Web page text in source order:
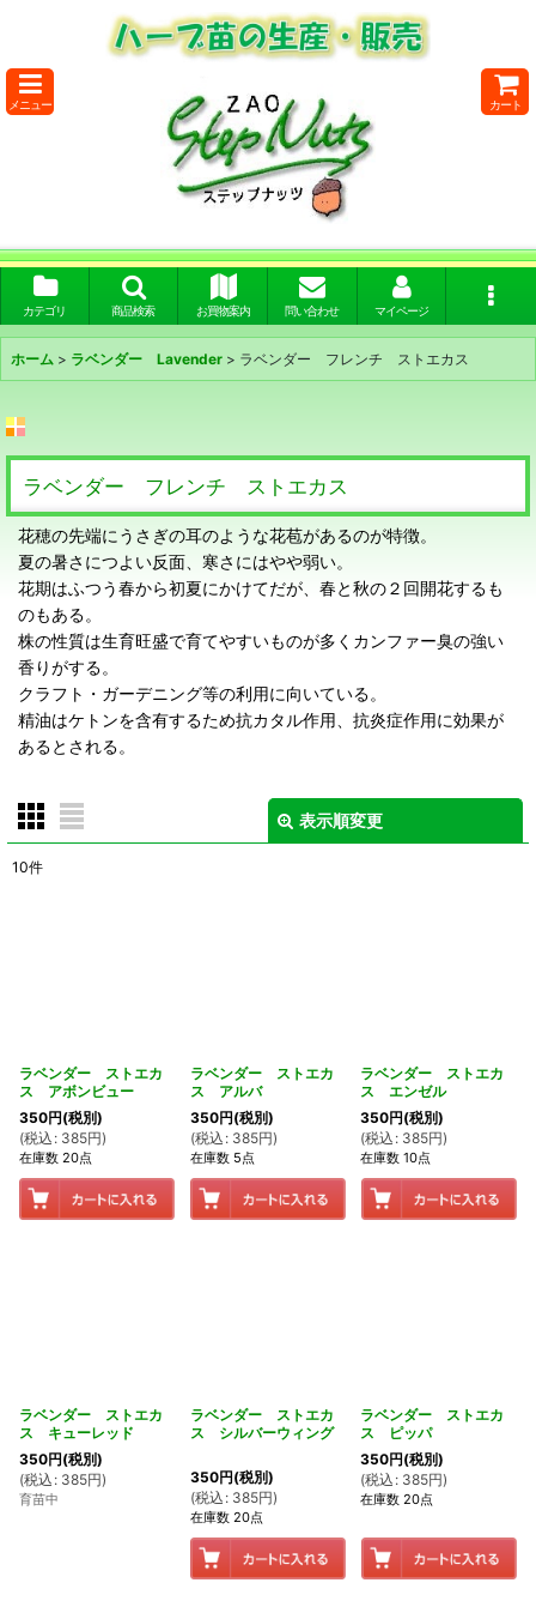
メニュー カート
カテゴリ 商品検索 お買物案内 問い合わせ マイページ
ホーム > ラベンダー Lavender > ラベンダー フレンチ ストエカス
ラベンダー フレンチ ストエカス
花穂の先端にうさぎの耳のような花苞があるのが特徴。
夏の暑さにつよい反面、寒さにはやや弱い。
花期はふつう春から初夏にかけてだが、春と秋の２回開花するも
のもある。
株の性質は生育旺盛で育てやすいものが多くカンファー臭の強い
香りがする。
クラフト・ガーデニング等の利用に向いている。
精油はケトンを含有するため抗カタル作用、抗炎症作用に効果が
あるとされる。
表示順変更
10件
ラベンダー ストエカ
ス アボンビュー
350円(税別)
(税込 : 385円)
在庫数 20点
ラベンダー ストエカ
ス アルバ
350円(税別)
(税込 : 385円)
在庫数 5点
ラベンダー ストエカ
ス エンゼル
350円(税別)
(税込 : 385円)
在庫数 10点
ラベンダー ストエカ
ス キューレッド
350円(税別)
(税込 : 385円)
育苗中
ラベンダー ストエカ
ス シルバーウィング
350円(税別)
(税込 : 385円)
在庫数 20点
ラベンダー ストエカ
ス ピッパ
350円(税別)
(税込 : 385円)
在庫数 20点